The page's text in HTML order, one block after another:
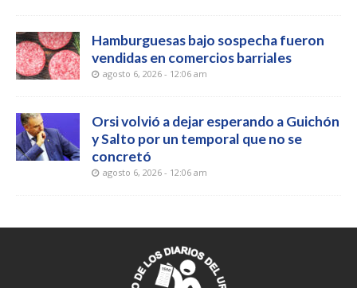
Hamburguesas bajo sospecha fueron
vendidas en comercios barriales
agosto 6, 2026 - 12:06 am
Orsi volvió a dejar esperando a Guichón
y Salto por un temporal que no se
concretó
agosto 6, 2026 - 12:06 am